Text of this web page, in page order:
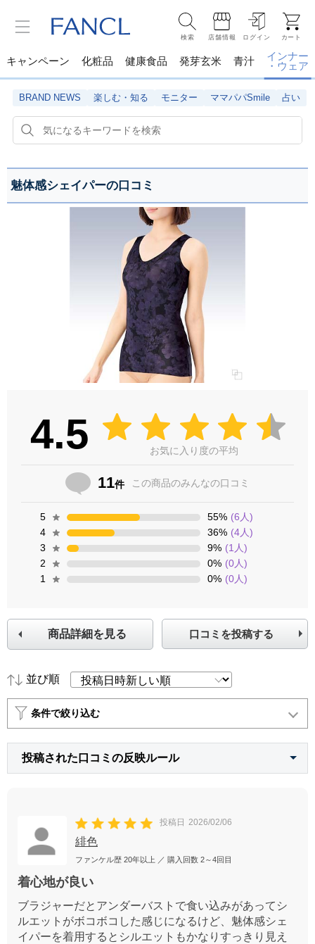
検索 店舗情報 ログイン カート
キャンペーン 化粧品 健康食品 発芽玄米 青汁
インナー
・ウェア
BRAND NEWS 楽しむ・知る モニター ママパパSmile 占い
魅体感シェイパーの口コミ
4.5 お気に入り度の平均
11件 この商品のみんなの口コミ
5 55% (6人)
4
36% (4人)
3
9% (1人)
2
0% (0人)
1
0% (0人)
口コミを投稿する
商品詳細を見る
並び順
条件で絞り込む
投稿された口コミの反映ルール
投稿日 2026/02/06
緋色
ファンケル歴 20年以上 ／ 購入回数 2～4回目
着心地が良い
ブラジャーだとアンダーバストで食い込みがあってシ
ルエットがボコボコした感じになるけど、魅体感シェ
イパーを着用するとシルエットもかなりすっきり見え